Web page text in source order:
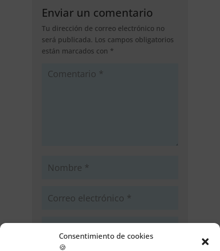
Consentimiento de cookies
🍪
Enviar un comentario
Tu dirección de correo electrónico no
será publicada. Los campos obligatorios
están marcados con *